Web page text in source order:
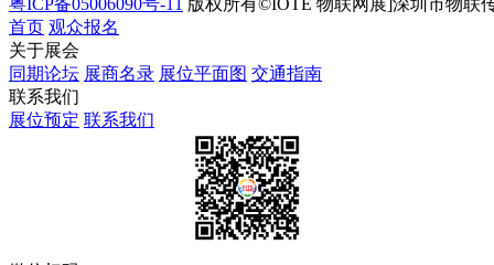
粤ICP备05006090号-11 版权所有©IOTE 物联网展]深圳市物联
首页 观众报名
关于展会
同期论坛 展商名录 展位平面图 交通指南
联系我们
展位预定 联系我们